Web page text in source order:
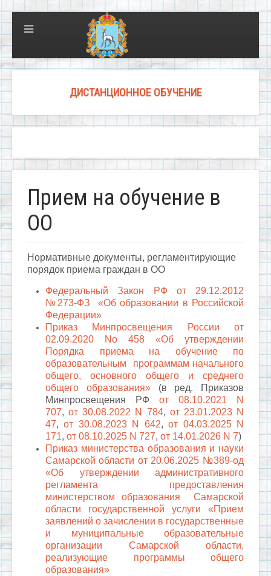
ДИСТАНЦИОННОЕ ОБУЧЕНИЕ
Прием на обучение в
ОО
Нормативные документы, регламентирующие
порядок приема граждан в ОО
Федеральный Закон РФ от 29.12.2012
№273-ФЗ «Об образовании в Российской
Федерации»
Приказ Минпросвещения России от
02.09.2020 No 458 «Об утверждении
Порядка приема на обучение по
образовательным программам начального
общего, основного общего и среднего
общего образования»(в ред. Приказов
Минпросвещения РФ от 08.10.2021 N
707,от 30.08.2022 N 784, от 23.01.2023 N
47,от 30.08.2023 N 642,от 04.03.2025 N
171, от 08.10.2025 N 727, от 14.01.2026 N 7)
Приказ министерства образования и науки
Самарской области от 20.06.2025 №389-од
«Об утверждении административного
регламента предоставления
министерством образования Самарской
области государственной услуги «Прием
заявлений о зачислении в государственные
и муниципальные образовательные
организации Самарской области,
реализующие программы общего
образования»